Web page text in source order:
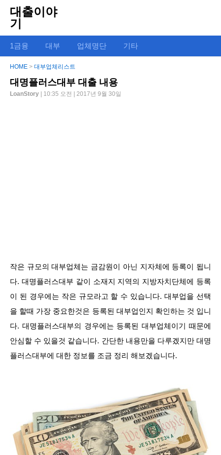
대출이야
기
1금융 대부 업체명단 기타
HOME > 대부업체리스트
대명플러스대부 대출 내용
LoanStory | 10:35 오전 | 2017년 9월 30일
작은 규모의 대부업체는 금감원이 아닌 지자체에 등록이 됩니
다. 대명플러스대부 같이 소재지 지역의 지방자치단체에 등록
이 된 경우에는 작은 규모라고 할 수 있습니다. 대부업을 선택
을 할때 가장 중요한것은 등록된 대부업인지 확인하는 것 입니
다. 대명플러스대부의 경우에는 등록된 대부업체이기 때문에
안심할 수 있을것 같습니다. 간단한 내용만을 다루겠지만 대명
플러스대부에 대한 정보를 조금 정리 해보겠습니다.